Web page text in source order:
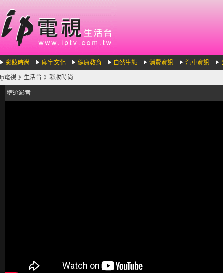
彩妝時尚 廟宇文化 健康教育 自然生態 消費資訊 汽車資訊
ip電視 》 生活台 》 彩妝時尚
精選影音